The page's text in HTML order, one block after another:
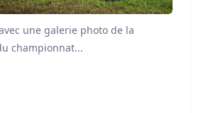
une galerie photo de la
championnat...